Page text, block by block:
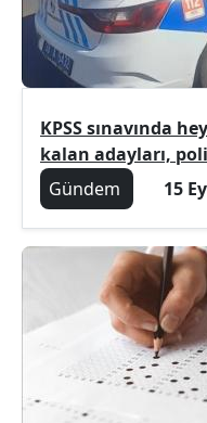
KPSS sınavında
kalan adayları,
Gündem
15